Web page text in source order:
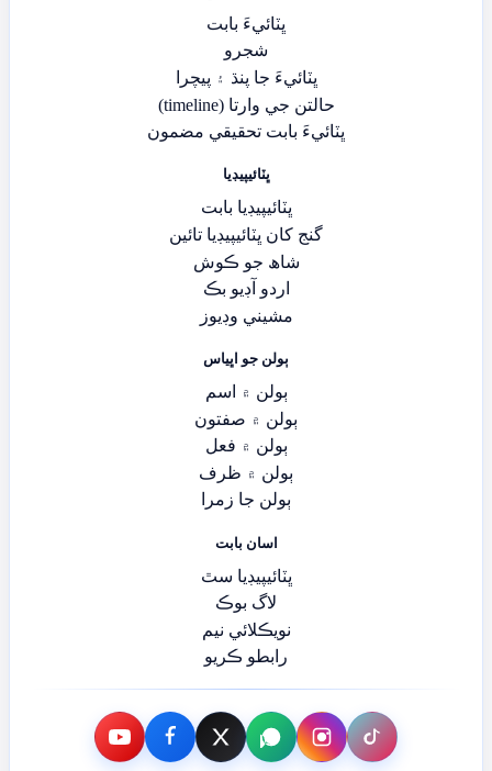
ڀٽائيءَ بابت
شجرو
ڀٽائيءَ جا پنڌ ۽ پيچرا
حالتن جي وارتا (timeline)
ڀٽائيءَ بابت تحقيقي مضمون
ڀٽائيپيڊيا
ڀٽائيپيڊيا بابت
گنج کان ڀٽائيپيڊيا تائين
شاھ جو ڪوش
اردو آڊيو بڪ
مشيني وڊيوز
ٻولن جو اڀياس
ٻولن ۾ اسم
ٻولن ۾ صفتون
ٻولن ۾ فعل
ٻولن ۾ ظرف
ٻولن جا زمرا
اسان بابت
ڀٽائيپيڊيا سٿ
لاگ بوڪ
نويڪلائي نيم
رابطو ڪريو